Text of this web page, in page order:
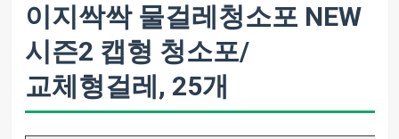
이지싹싹 물걸레청소포 NEW
시즌2 캡형 청소포/
교체형걸레, 25개